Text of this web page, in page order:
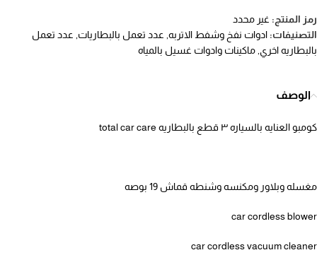
رمز المنتج: غير محدد
التصنيفات: ادوات نفخ وشفط الاتربه عدد تعمل بالبطاريات عدد تعمل
بالبطاريه اخري ماكينات وادوات غسيل بالمياه
الوصف
كومبو العنايه بالسياره ٣ قطع بالبطاريه total car care
مغسله وبلاور ومكنسه وشنطه قماش 19 بوصه
car cordless blower
car cordless vacuum cleaner